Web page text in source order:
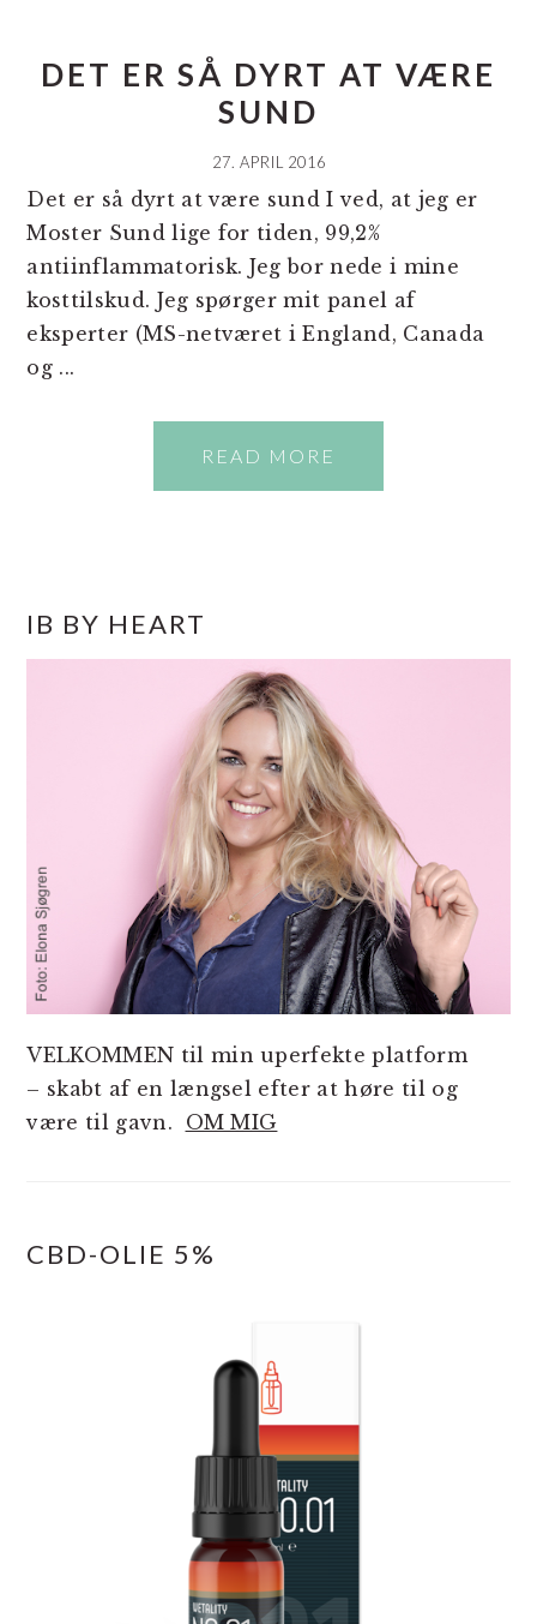
DET ER SÅ DYRT AT VÆRE
SUND
27. APRIL 2016
Det er så dyrt at være sund I ved, at jeg er
Moster Sund lige for tiden, 99,2%
antiinflammatorisk. Jeg bor nede i mine
kosttilskud. Jeg spørger mit panel af
eksperter (MS-netværet i England, Canada
og ...
READ MORE
SIDEBAR
IB BY HEART
VELKOMMEN til min uperfekte platform
– skabt af en længsel efter at høre til og
være til gavn. OM MIG
CBD-OLIE 5%